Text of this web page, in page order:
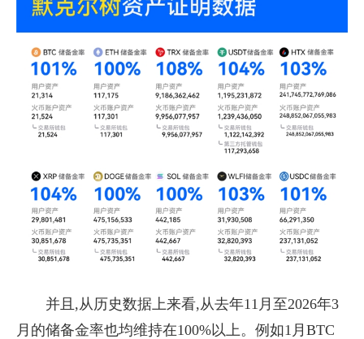
并且,从历史数据上来看,从去年11月至2026年3
月的储备金率也均维持在100%以上。例如1月BTC